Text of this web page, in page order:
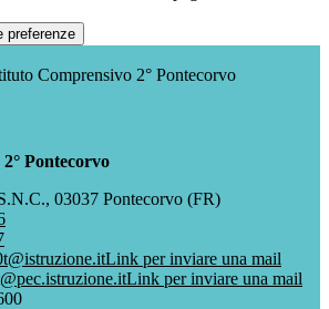
preferenze
Comprensivo 2° Pontecorvo
Pontecorvo
03037 Pontecorvo (FR)
Link per inviare una mail
Link per inviare una mail